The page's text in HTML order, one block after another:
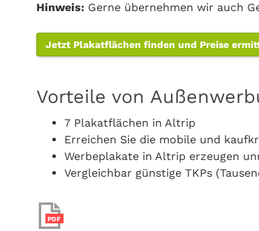
Hinweis: Gerne übernehmen wir auch
Jetzt Plakatflächen finden und Preise
Vorteile von
7 Plakatflächen in Altrip
Erreichen Sie die mobile und
Werbeplakate in Altrip erzeugen
Vergleichbar günstige TKPs
PDF